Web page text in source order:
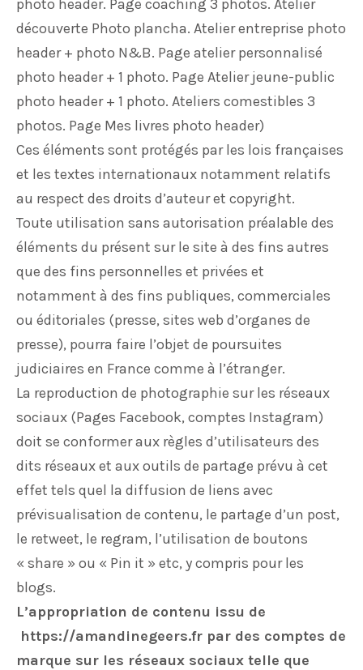
photo header. Page coaching 3 photos. Atelier
découverte Photo plancha. Atelier entreprise photo
header + photo N&B. Page atelier personnalisé
photo header + 1 photo. Page Atelier jeune-public
photo header + 1 photo. Ateliers comestibles 3
photos. Page Mes livres photo header)
Ces éléments sont protégés par les lois françaises
et les textes internationaux notamment relatifs
au respect des droits d’auteur et copyright.
Toute utilisation sans autorisation préalable des
éléments du présent sur le site à des fins autres
que des fins personnelles et privées et
notamment à des fins publiques, commerciales
ou éditoriales (presse, sites web d’organes de
presse), pourra faire l’objet de poursuites
judiciaires en France comme à l’étranger.
La reproduction de photographie sur les réseaux
sociaux (Pages Facebook, comptes Instagram)
doit se conformer aux règles d’utilisateurs des
dits réseaux et aux outils de partage prévu à cet
effet tels quel la diffusion de liens avec
prévisualisation de contenu, le partage d’un post,
le retweet, le regram, l’utilisation de boutons
« share » ou « Pin it » etc, y compris pour les
blogs.
L’appropriation de contenu issu de
https://amandinegeers.fr par des comptes de
marque sur les réseaux sociaux telle que